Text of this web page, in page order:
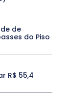
Febre Amarela
INTERNACIONAL
Maranhão
Grosso do Sul
MPOX
PUBLIEDITORIAL
de
do Piso
R$ 55,4